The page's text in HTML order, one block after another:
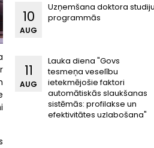
Uzņemšana doktora studiju
programmās
10
AUG
Lauka diena "Govs
tesmeņa veselību
ietekmējošie faktori
automātiskās slaukšanas
sistēmās: profilakse un
efektivitātes uzlabošana"
11
AUG